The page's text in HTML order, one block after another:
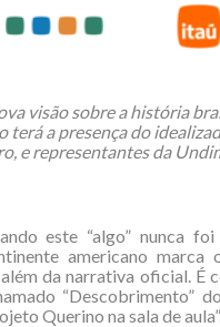
visão sobre a história
terá a presença do
e representantes da
este “algo” nunca
americano
da narrativa oficial. É
“Descobrimento”
Querino na sala de